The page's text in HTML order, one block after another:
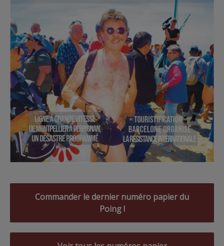
Commander le dernier numéro papier du
Poing !